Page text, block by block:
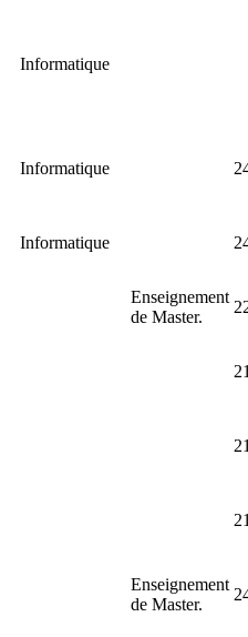
Informatique
Informatique
Informatique
Enseignement
de Master.
Enseignement
de Master.